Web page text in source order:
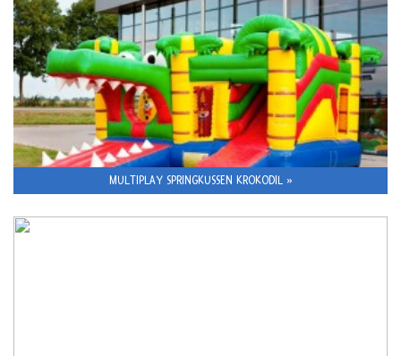
MULTIPLAY SPRINGKUSSEN KROKODIL »